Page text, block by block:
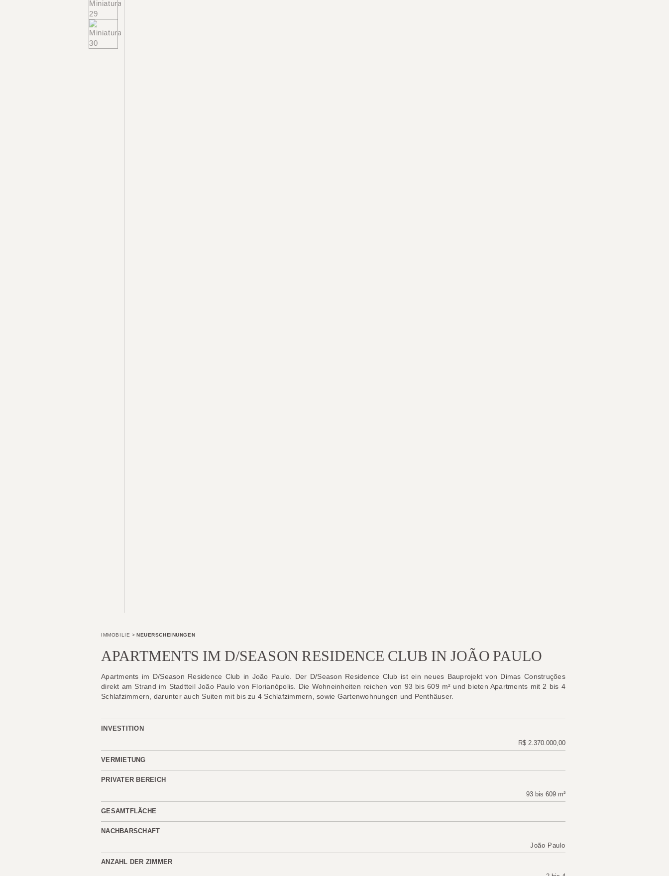
IMMOBILIE > NEUERSCHEINUNGEN
APARTMENTS IM D/SEASON RESIDENCE CLUB IN JOÃO PAULO
Apartments im D/Season Residence Club in João Paulo. Der D/Season Residence Club ist ein neues Bauprojekt von Dimas Construções
direkt am Strand im Stadtteil João Paulo von Florianópolis. Die Wohneinheiten reichen von 93 bis 609 m² und bieten Apartments mit 2 bis 4
Schlafzimmern, darunter auch Suiten mit bis zu 4 Schlafzimmern, sowie Gartenwohnungen und Penthäuser.
INVESTITION
R$ 2.370.000,00
VERMIETUNG
PRIVATER BEREICH
93 bis 609 m²
GESAMTFLÄCHE
NACHBARSCHAFT
João Paulo
ANZAHL DER ZIMMER